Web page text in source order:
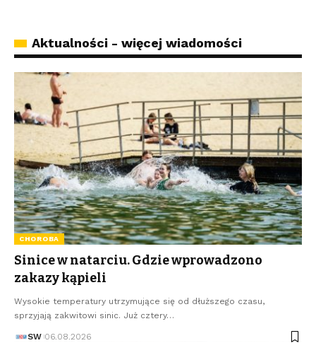
Aktualności - więcej wiadomości
CHOROBA
Sinice w natarciu. Gdzie wprowadzono
zakazy kąpieli
Wysokie temperatury utrzymujące się od dłuższego czasu,
sprzyjają zakwitowi sinic. Już cztery…
SW 06.08.2026